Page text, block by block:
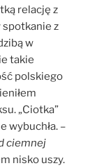
relację z
spotkanie z
w
takie
polskiego
„Ciotka”
wybuchła. –
ciemnej
nisko uszy.